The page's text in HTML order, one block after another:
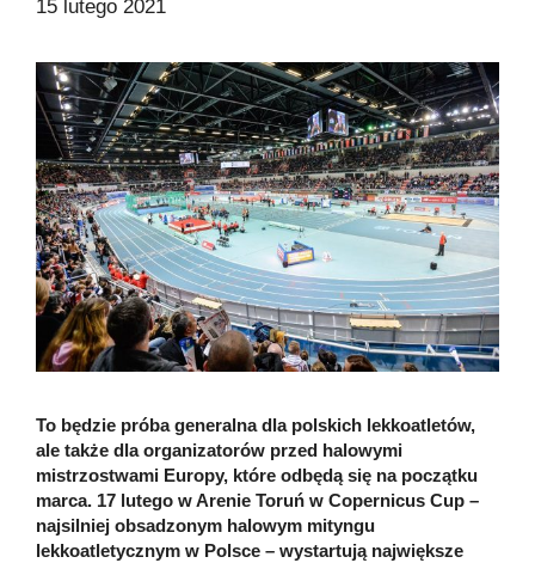
15 lutego 2021
To będzie próba generalna dla polskich lekkoatletów,
ale także dla organizatorów przed halowymi
mistrzostwami Europy, które odbędą się na początku
marca. 17 lutego w Arenie Toruń w Copernicus Cup –
najsilniej obsadzonym halowym mityngu
lekkoatletycznym w Polsce – wystartują największe